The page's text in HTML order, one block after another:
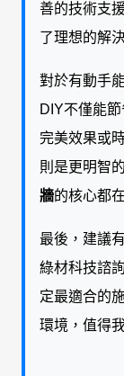
善的技術支
了理想的解
對於有動手
DIY不僅能
完美效果或
則是更明智
牆的核心都
最後，建議
綠材科技諮
定最適合的
環境，值得